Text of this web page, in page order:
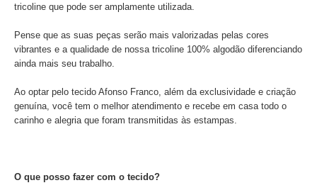
tricoline que pode ser amplamente utilizada.
Pense que as suas peças serão mais valorizadas pelas cores
vibrantes e a qualidade de nossa tricoline 100% algodão diferenciando
ainda mais seu trabalho.
Ao optar pelo tecido Afonso Franco, além da exclusividade e criação
genuína, você tem o melhor atendimento e recebe em casa todo o
carinho e alegria que foram transmitidas às estampas.
O que posso fazer com o tecido?